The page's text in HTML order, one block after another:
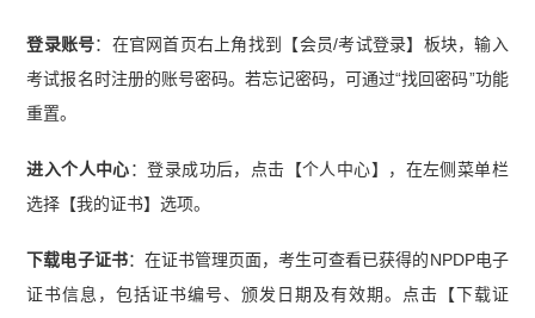
登录账号：在官网首页右上角找到【会员/考试登录】板块，输入
考试报名时注册的账号密码。若忘记密码，可通过“找回密码”功能
重置。
进入个人中心：登录成功后，点击【个人中心】，在左侧菜单栏
选择【我的证书】选项。
下载电子证书：在证书管理页面，考生可查看已获得的NPDP电子
证书信息，包括证书编号、颁发日期及有效期。点击【下载证